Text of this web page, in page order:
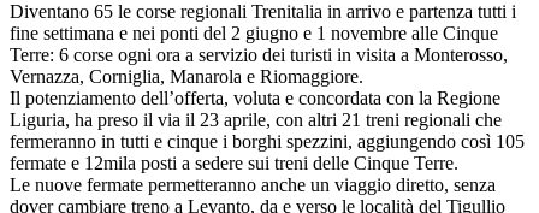
Diventano 65 le corse regionali Trenitalia in arrivo e partenza tutti i
fine settimana e nei ponti del 2 giugno e 1 novembre alle Cinque
Terre: 6 corse ogni ora a servizio dei turisti in visita a Monterosso,
Vernazza, Corniglia, Manarola e Riomaggiore.
Il potenziamento dell’offerta, voluta e concordata con la Regione
Liguria, ha preso il via il 23 aprile, con altri 21 treni regionali che
fermeranno in tutti e cinque i borghi spezzini, aggiungendo così 105
fermate e 12mila posti a sedere sui treni delle Cinque Terre.
Le nuove fermate permetteranno anche un viaggio diretto, senza
dover cambiare treno a Levanto, da e verso le località del Tigullio